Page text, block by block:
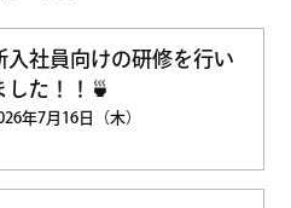
入社員向けの研修を行い
した！！🍵
年7月16日（木）